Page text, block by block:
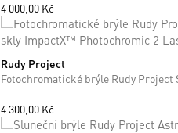
4 000,00 Kč
ONE SIZE
Rudy Project
4 300,00 Kč